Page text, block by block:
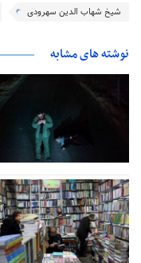
شیخ شهاب الدین سهرودی
نوشته های مشابه